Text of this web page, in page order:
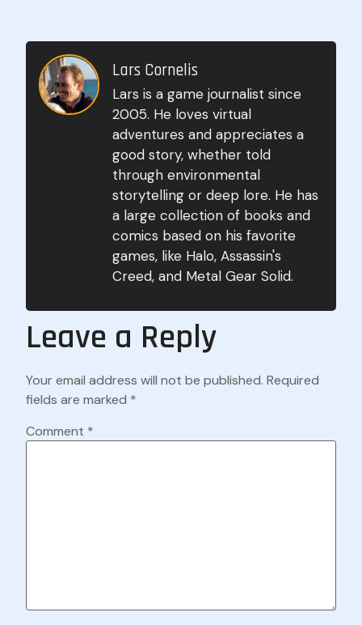
Lars Cornelis
Lars is a game journalist since
2005. He loves virtual
adventures and appreciates a
good story, whether told
through environmental
storytelling or deep lore. He has
a large collection of books and
comics based on his favorite
games, like Halo, Assassin's
Creed, and Metal Gear Solid.
Leave a Reply
Your email address will not be published. Required
fields are marked *
Comment *